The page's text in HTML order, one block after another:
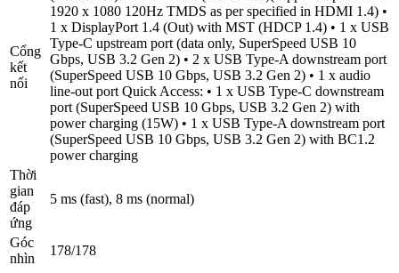
Cổng
kết
nối
1920 x 1080 120Hz TMDS as per specified in HDMI 1.4) •
1 x DisplayPort 1.4 (Out) with MST (HDCP 1.4) • 1 x USB
Type-C upstream port (data only, SuperSpeed USB 10
Gbps, USB 3.2 Gen 2) • 2 x USB Type-A downstream port
(SuperSpeed USB 10 Gbps, USB 3.2 Gen 2) • 1 x audio
line-out port Quick Access: • 1 x USB Type-C downstream
port (SuperSpeed USB 10 Gbps, USB 3.2 Gen 2) with
power charging (15W) • 1 x USB Type-A downstream port
(SuperSpeed USB 10 Gbps, USB 3.2 Gen 2) with BC1.2
power charging
Thời
gian
đáp
ứng
5 ms (fast), 8 ms (normal)
Góc
nhìn
178/178